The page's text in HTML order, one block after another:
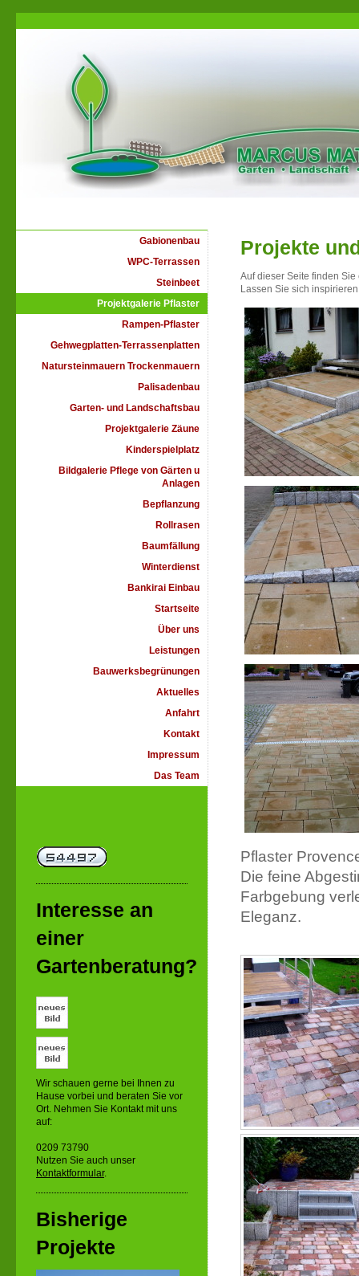
Projekte
Auf dieser Seite finden
Lassen Sie sich
Pflaster
Die feine
Farbgebung
Eleganz.
Gabionenbau
WPC-Terrassen
Steinbeet
Projektgalerie Pflaster
Rampen-Pflaster
Gehwegplatten-Terrassenplatten
Natursteinmauern Trockenmauern
Palisadenbau
Garten- und Landschaftsbau
Projektgalerie Zäune
Kinderspielplatz
Bildgalerie Pflege von Gärten u
Anlagen
Bepflanzung
Rollrasen
Baumfällung
Winterdienst
Bankirai Einbau
Startseite
Über uns
Leistungen
Bauwerksbegrünungen
Aktuelles
Anfahrt
Kontakt
Impressum
Das Team
Interesse an
einer
Gartenberatung?
Wir schauen gerne bei Ihnen zu
Hause vorbei und beraten Sie vor
Ort. Nehmen Sie Kontakt mit uns
auf:
0209 73790
Nutzen Sie auch unser
Kontaktformular.
Bisherige
Projekte